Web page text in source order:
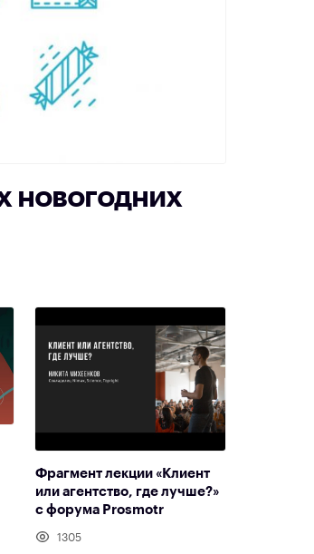
новогодних
Фрагмент лекции «Клиент
или агентство, где лучше?»
с форума Prosmotr
1305